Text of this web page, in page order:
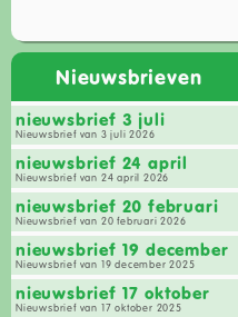
Nieuwsbrieven
nieuwsbrief 3 juli
Nieuwsbrief van 3 juli 2026
nieuwsbrief 24 april
Nieuwsbrief van 24 april 2026
nieuwsbrief 20 februari
Nieuwsbrief van 20 februari 2026
nieuwsbrief 19 december
Nieuwsbrief van 19 december 2025
nieuwsbrief 17 oktober
Nieuwsbrief van 17 oktober 2025